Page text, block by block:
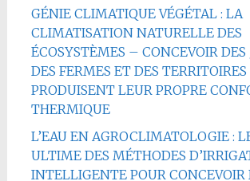
GÉNIE CLIMATIQUE VÉGÉTAL : LA
CLIMATISATION NATURELLE DES
ÉCOSYSTÈMES – CONCEVOIR DES
DES FERMES ET DES
PRODUISENT LEUR PROPRE
THERMIQUE
L’EAU EN AGROCLIMATOLOGIE :
ULTIME DES MÉTHODES
INTELLIGENTE POUR CONCEVOIR